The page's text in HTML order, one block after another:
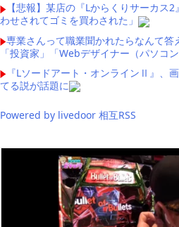
【悲報】某店の『Lからくりサーカス
わせされてゴミを買わされた」
専業さんって職業聞かれたらなんて答
「投資家」「Webデザイナー（パソコ
『Lソードアート・オンラインⅡ』、
てる説が話題に
Powered by livedoor 相互RSS